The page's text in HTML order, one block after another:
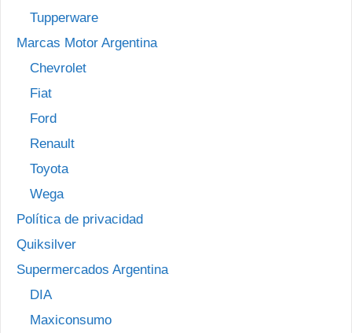
Tupperware
Marcas Motor Argentina
Chevrolet
Fiat
Ford
Renault
Toyota
Wega
Política de privacidad
Quiksilver
Supermercados Argentina
DIA
Maxiconsumo